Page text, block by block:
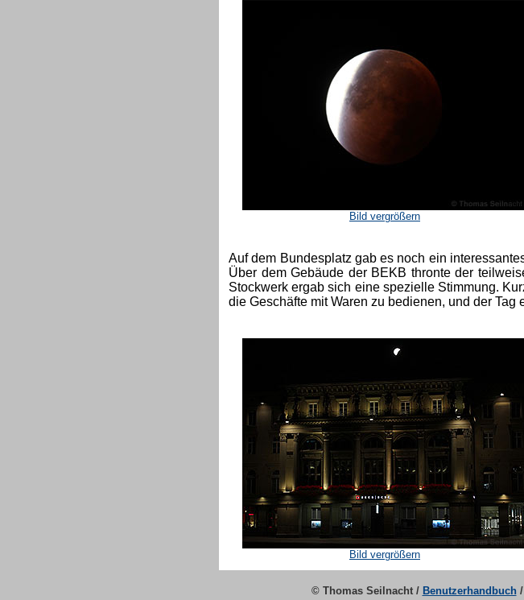
Bild vergrößern
Auf dem Bundesplatz gab es noch ein
Über dem Gebäude der BEKB thronte der
Stockwerk ergab sich eine spezielle Stimmung.
die Geschäfte mit Waren zu bedienen, und der Tag
Bild vergrößern
© Thomas Seilnacht / Benutzerhandbuch/